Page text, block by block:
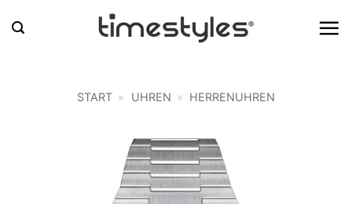
Inhalt
START » UHREN » HERRENUHREN